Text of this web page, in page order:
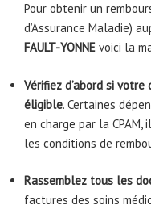
Pour obtenir un
d’Assurance Maladie)
FAULT-YONNE voici la
Vérifiez d’abord si
éligible. Certaines
en charge par la
les conditions de
Rassemblez tous les
factures des soins